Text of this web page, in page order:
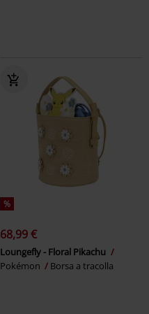
%
68,99 €
Loungefly - Floral Pikachu
Pokémon
Borsa a tracolla